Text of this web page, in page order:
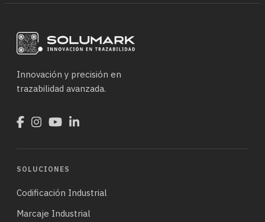
Innovación y precisión en
trazabilidad avanzada.
SOLUCIONES
Codificación Industrial
Marcaje Industrial